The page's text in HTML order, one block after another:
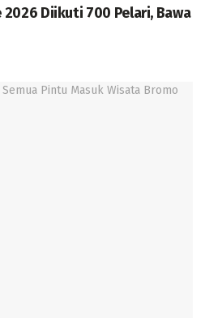
2026 Diikuti 700 Pelari, Bawa